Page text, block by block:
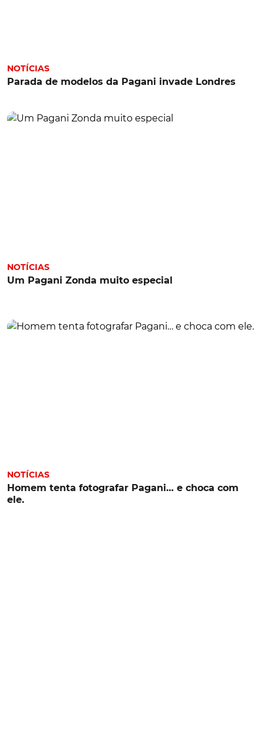
NOTÍCIAS
Parada de modelos da Pagani invade Londres
NOTÍCIAS
Um Pagani Zonda muito especial
NOTÍCIAS
Homem tenta fotografar Pagani… e choca com
ele.